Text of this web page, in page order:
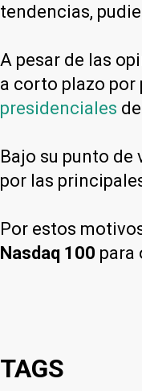
tendencias,
A pesar de las
a corto plazo por
presidenciales
Bajo su punto de
por las
Por estos
Nasdaq 100 para
TAGS